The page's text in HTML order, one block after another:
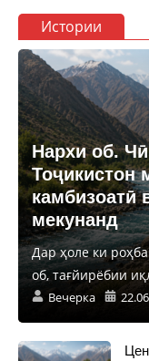
Истории
Нархи об.
Тоҷикистон
камбизоатӣ
мекунанд
Дар ҳоле ки
об, тағйирёбии
Вечерка